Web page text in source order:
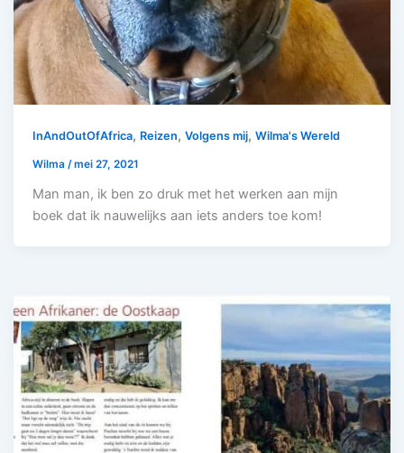
InAndOutOfAfrica, Reizen,Volgens mij,Wilma's Wereld
Wilma/mei 27, 2021
Man man, ik ben zo druk met het werken aan mijn
boek dat ik nauwelijks aan iets anders toe kom!